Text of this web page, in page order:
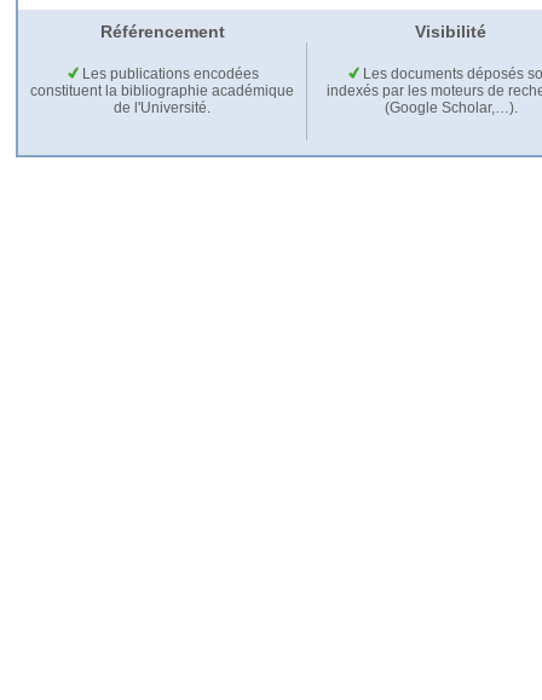
Référencement Visibilité
Les publications encodées
constituent la bibliographie académique
de l'Université.
Les documents déposés
indexés par les moteurs de
(Google Scholar,…).